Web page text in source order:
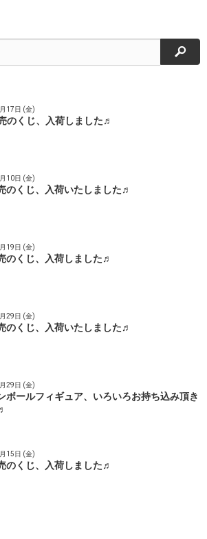
検索
17日 (金)
のくじ、入荷しました♬
10日 (金)
のくじ、入荷いたしました♬
19日 (金)
のくじ、入荷しました♬
29日 (金)
のくじ、入荷いたしました♬
29日 (金)
ボールフィギュア、いろいろお持ち込み頂き
15日 (金)
のくじ、入荷しました♬